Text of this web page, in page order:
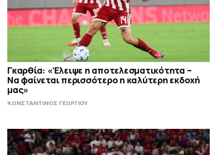
Γκαρθία: «Έλειψε η αποτελεσματικότητα –
Να φαίνεται περισσότερο η καλύτερη εκδοχή
μας»
ΚΩΝΣΤΑΝΤΙΝΟΣ ΓΕΩΡΓΙΟΥ